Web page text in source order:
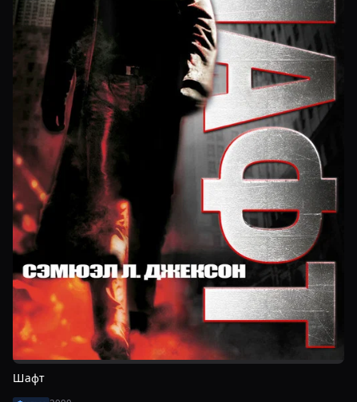
Шафт